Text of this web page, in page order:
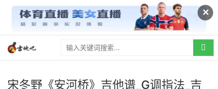
✕
宋冬野《安河桥》吉他谱_G调指法_吉